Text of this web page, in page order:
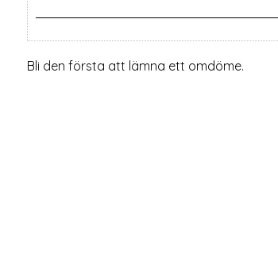
Bli den första att lämna ett omdöme.